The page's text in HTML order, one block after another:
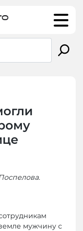
мужчину с